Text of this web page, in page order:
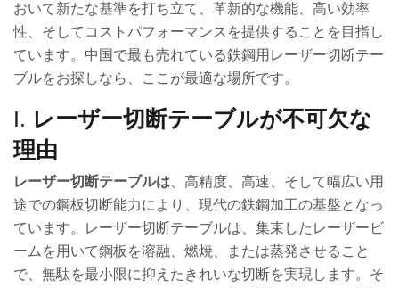
おいて新たな基準を打ち立て、革新的な機能、高い効率
性、そしてコストパフォーマンスを提供することを目指し
ています。中国で最も売れている鉄鋼用レーザー切断テー
ブルをお探しなら、ここが最適な場所です。
I. レーザー切断テーブルが不可欠な
理由
レーザー切断テーブルは 、高精度、高速、そして幅広い用
途での鋼板切断能力により、現代の鉄鋼加工の基盤となっ
ています。レーザー切断テーブルは、集束したレーザービ
ームを用いて鋼板を溶融、燃焼、または蒸発させること
で、無駄を最小限に抑えたきれいな切断を実現します。そ